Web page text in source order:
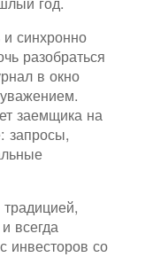
синхронно
разобраться
в окно
заемщика на
запросы,
всегда
инвесторов со